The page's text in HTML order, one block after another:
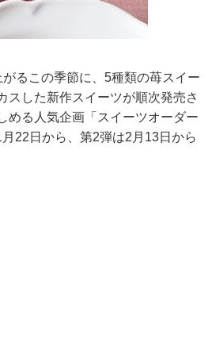
るこの季節に、5種類の苺スイー
スした新作スイーツが順次発売さ
める人気企画「スイーツオーダー
22日から、第2弾は2月13日から